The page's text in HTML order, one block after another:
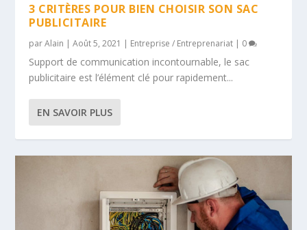
3 CRITÈRES POUR BIEN CHOISIR SON SAC
PUBLICITAIRE
parAlain |Août 5, 2021 | Entreprise / Entreprenariat | 0
Support de communication incontournable, le sac
publicitaire est l’élément clé pour rapidement...
EN SAVOIR PLUS